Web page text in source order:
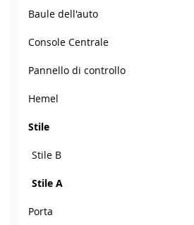
Baule dell'auto
Console Centrale
Pannello di controllo
Hemel
Stile
Stile B
Stile A
Porta